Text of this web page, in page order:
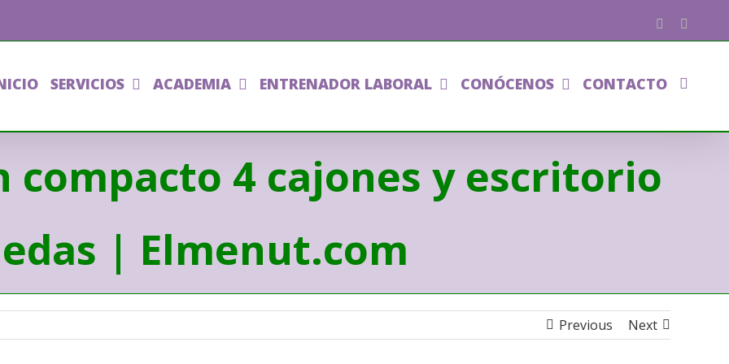
Facebook
SERVICIOS ACADEMIA ENTRENADOR LABORAL CONÓCENOS CONTACTO
4 cajones y escritorio
| Elmenut.com
Previous Next